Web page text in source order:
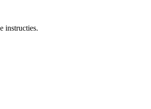
instructies.